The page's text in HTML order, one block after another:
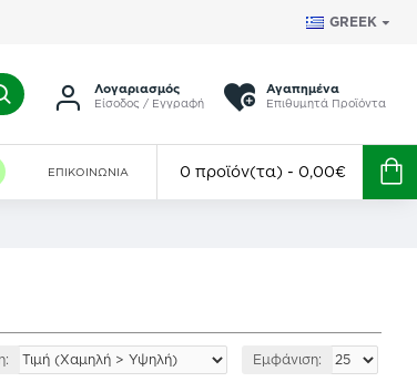
GREEK
Λογαριασμός
Είσοδος / Εγγραφή
Αγαπημένα
Επιθυμητά Προϊόντα
ΕΠΙΚΟΙΝΩΝΊΑ 0 προϊόν(τα) - 0,00€
Εμφάνιση: